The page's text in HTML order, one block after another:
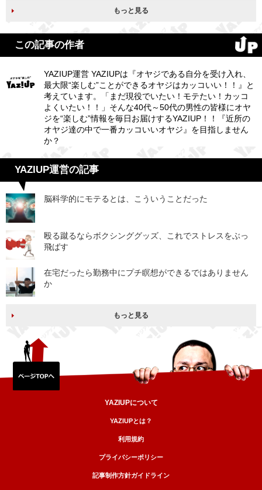
もっと見る
この記事の作者
YAZIUP運営 YAZIUPは『オヤジである自分を受け入れ、
最大限“楽しむ”ことができるオヤジはカッコいい！！』と
考えています。「まだ現役でいたい！モテたい！カッコ
よくいたい！！」そんな40代～50代の男性の皆様にオヤ
ジを“楽しむ”情報を毎日お届けするYAZIUP！！『近所の
オヤジ達の中で一番カッコいいオヤジ』を目指しません
か？
YAZIUP運営の記事
脳科学的にモテるとは、こういうことだった
殴る蹴るならボクシンググッズ、これでストレスをぶっ
飛ばす
在宅だったら勤務中にプチ瞑想ができるではありません
か
もっと見る
YAZIUPについて
YAZIUPとは？
利用規約
プライバシーポリシー
記事制作方針ガイドライン